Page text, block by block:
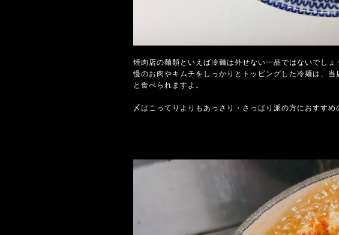
焼肉店の麺類といえば冷麺は外せない一品ではないでし
慢のお肉やキムチをしっかりとトッピングした冷麺は、
と食べられますよ。
〆はこってりよりもあっさり・さっぱり派の方におすす